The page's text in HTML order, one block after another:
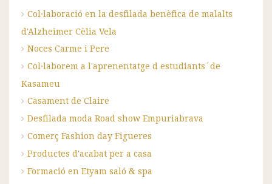
Col·laboració en la desfilada benèfica de malalts
d'Alzheimer Cèlia Vela
Noces Carme i Pere
Col·laborem a l'aprenentatge d estudiants´de
Kasameu
Casament de Claire
Desfilada moda Road show Empuriabrava
Comerç Fashion day Figueres
Productes d'acabat per a casa
Formació en Etyam saló & spa